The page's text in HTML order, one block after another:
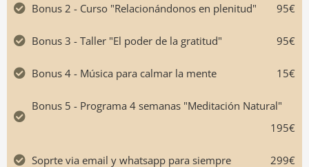
Bonus 2 - Curso "Relacionándonos en plenitud" 95€
Bonus 3 - Taller "El poder de la gratitud" 95€
Bonus 4 - Música para calmar la mente 15€
Bonus 5 - Programa 4 semanas "Meditación Natural"
195€
Soprte via email y whatsapp para siempre 299€